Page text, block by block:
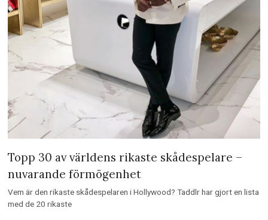
Topp 30 av världens rikaste skådespelare –
nuvarande förmögenhet
Vem är den rikaste skådespelaren i Hollywood? Taddlr har gjort en lista
med de 20 rikaste